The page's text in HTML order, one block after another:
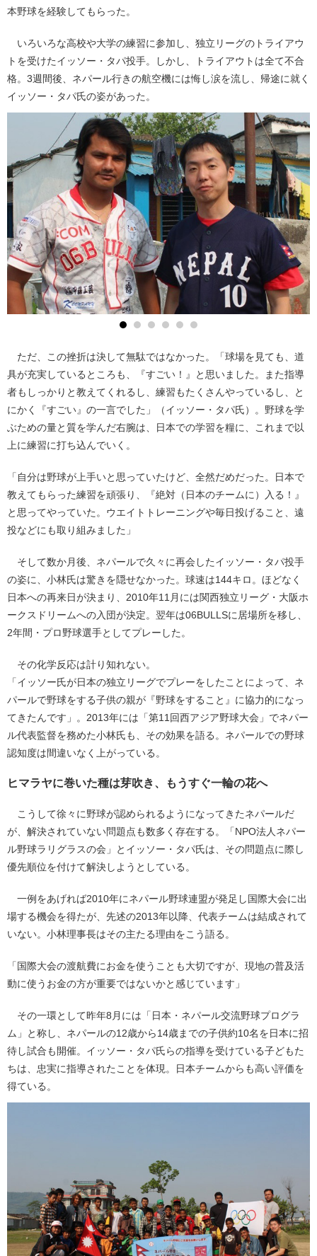
本野球を経験してもらった。
いろいろな高校や大学の練習に参加し、独立リーグのトライアウ
トを受けたイッソー・タパ投手。しかし、トライアウトは全て不合
格。3週間後、ネパール行きの航空機には悔し涙を流し、帰途に就く
イッソー・タパ氏の姿があった。
ただ、この挫折は決して無駄ではなかった。「球場を見ても、道
具が充実しているところも、『すごい！』と思いました。また指導
者もしっかりと教えてくれるし、練習もたくさんやっているし、と
にかく『すごい』の一言でした」（イッソー・タパ氏）。野球を学
ぶための量と質を学んだ右腕は、日本での学習を糧に、これまで以
上に練習に打ち込んでいく。
「自分は野球が上手いと思っていたけど、全然だめだった。日本で
教えてもらった練習を頑張り、『絶対（日本のチームに）入る！』
と思ってやっていた。ウエイトトレーニングや毎日投げること、遠
投などにも取り組みました」
そして数か月後、ネパールで久々に再会したイッソー・タパ投手
の姿に、小林氏は驚きを隠せなかった。球速は144キロ。ほどなく
日本への再来日が決まり、2010年11月には関西独立リーグ・大阪ホ
ークスドリームへの入団が決定。翌年は06BULLSに居場所を移し、
2年間・プロ野球選手としてプレーした。
その化学反応は計り知れない。
「イッソー氏が日本の独立リーグでプレーをしたことによって、ネ
パールで野球をする子供の親が『野球をすること』に協力的になっ
てきたんです」。2013年には「第11回西アジア野球大会」でネパー
ル代表監督を務めた小林氏も、その効果を語る。ネパールでの野球
認知度は間違いなく上がっている。
ヒマラヤに巻いた種は芽吹き、もうすぐ一輪の花へ
こうして徐々に野球が認められるようになってきたネパールだ
が、解決されていない問題点も数多く存在する。「NPO法人ネパー
ル野球ラリグラスの会」とイッソー・タパ氏は、その問題点に際し
優先順位を付けて解決しようとしている。
一例をあげれば2010年にネパール野球連盟が発足し国際大会に出
場する機会を得たが、先述の2013年以降、代表チームは結成されて
いない。小林理事長はその主たる理由をこう語る。
「国際大会の渡航費にお金を使うことも大切ですが、現地の普及活
動に使うお金の方が重要ではないかと感じています」
その一環として昨年8月には「日本・ネパール交流野球プログラ
ム」と称し、ネパールの12歳から14歳までの子供約10名を日本に招
待し試合も開催。イッソー・タパ氏らの指導を受けている子どもた
ちは、忠実に指導されたことを体現。日本チームからも高い評価を
得ている。